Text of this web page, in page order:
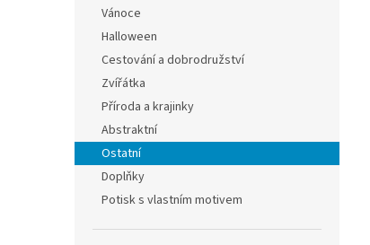
e
l
Vánoce
Halloween
Cestování a dobrodružství
Zvířátka
Příroda a krajinky
Abstraktní
Ostatní
Doplňky
Potisk s vlastním motivem